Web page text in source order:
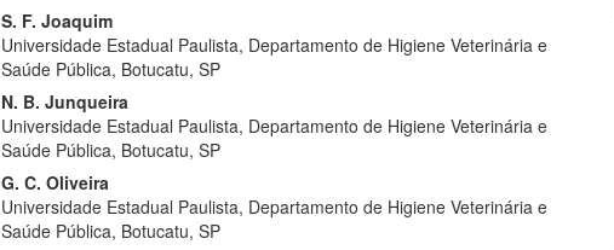
Conteúdo
do
artigo
principal
S. F. Joaquim
Universidade Estadual Paulista, Departamento de Higiene Veterinária e
Saúde Pública, Botucatu, SP
N. B. Junqueira
Universidade Estadual Paulista, Departamento de Higiene Veterinária e
Saúde Pública, Botucatu, SP
G. C. Oliveira
Universidade Estadual Paulista, Departamento de Higiene Veterinária e
Saúde Pública, Botucatu, SP